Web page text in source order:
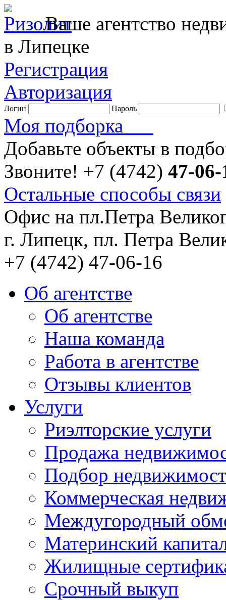
Ваше агентство
в Липецке
Регистрация
Авторизация
Логин Пароль
Моя подборка
Добавьте объекты в
Звоните! +7 (4742) 47-06-
Остальные способы связи
Офис на пл.Петра
г. Липецк, пл. Петра
+7 (4742) 47-06-16
Об агентстве
Об агентстве
Наша команда
Работа в агентстве
Отзывы клиентов
Услуги
Риэлторские услуги
Продажа
Подбор
Коммерческая
Междугородный
Материнский
Жилищные
Срочный выкуп